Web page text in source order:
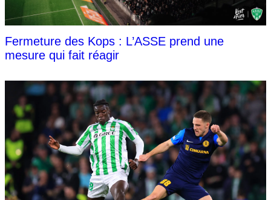
Fermeture des Kops : L’ASSE prend une
mesure qui fait réagir